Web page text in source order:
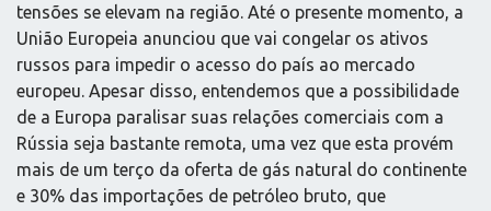
tensões se elevam na região. Até o presente momento, a
União Europeia anunciou que vai congelar os ativos
russos para impedir o acesso do país ao mercado
europeu. Apesar disso, entendemos que a possibilidade
de a Europa paralisar suas relações comerciais com a
Rússia seja bastante remota, uma vez que esta provém
mais de um terço da oferta de gás natural do continente
e 30% das importações de petróleo bruto, que